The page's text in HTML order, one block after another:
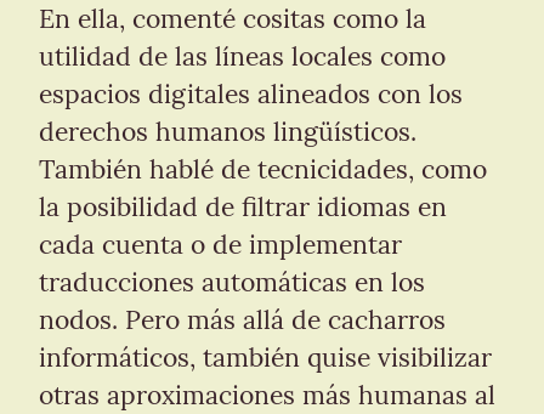
En ella, comenté cositas como la
utilidad de las líneas locales como
espacios digitales alineados con los
derechos humanos lingüísticos.
También hablé de tecnicidades, como
la posibilidad de filtrar idiomas en
cada cuenta o de implementar
traducciones automáticas en los
nodos. Pero más allá de cacharros
informáticos, también quise visibilizar
otras aproximaciones más humanas al